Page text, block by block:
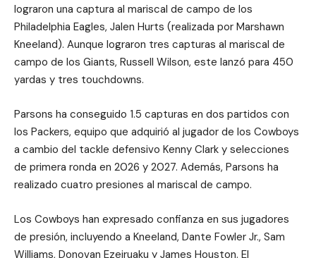
lograron una captura al mariscal de campo de los
Philadelphia Eagles, Jalen Hurts (realizada por Marshawn
Kneeland). Aunque lograron tres capturas al mariscal de
campo de los Giants, Russell Wilson, este lanzó para 450
yardas y tres touchdowns.
Parsons ha conseguido 1.5 capturas en dos partidos con
los Packers, equipo que adquirió al jugador de los Cowboys
a cambio del tackle defensivo Kenny Clark y selecciones
de primera ronda en 2026 y 2027. Además, Parsons ha
realizado cuatro presiones al mariscal de campo.
Los Cowboys han expresado confianza en sus jugadores
de presión, incluyendo a Kneeland, Dante Fowler Jr., Sam
Williams, Donovan Ezeiruaku y James Houston. El